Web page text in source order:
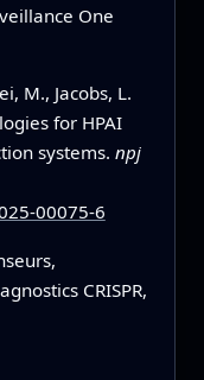
One
M., Jacobs, L.
for HPAI
systems. npj
00075-6
CRISPR,